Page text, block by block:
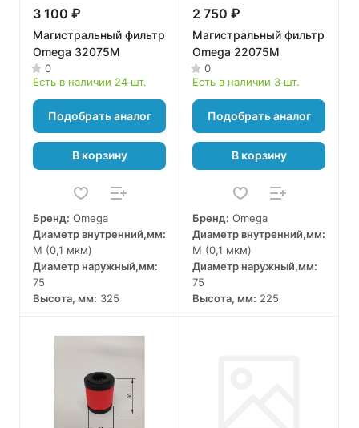
3 100 ₽
Магистральный фильтр
Omega 32075M
0
Есть в наличии 24 шт.
Подобрать аналог
В корзину
Бренд: Omega
Диаметр внутренний,мм:
M (0,1 мкм)
Диаметр наружный,мм:
75
Высота, мм: 325
2 750 ₽
Магистральный фильтр
Omega 22075M
0
Есть в наличии 3 шт.
Подобрать аналог
В корзину
Бренд: Omega
Диаметр внутренний,мм:
M (0,1 мкм)
Диаметр наружный,мм:
75
Высота, мм: 225